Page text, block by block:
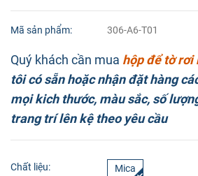
Mã sản phẩm: 306-A6-T01
Quý khách cần mua hộp để tờ rơi
tôi có sẵn hoặc nhận đặt hàng
mọi kich thước, màu sắc, số
trang trí lên kệ theo yêu cầu
Chất liệu: Mica